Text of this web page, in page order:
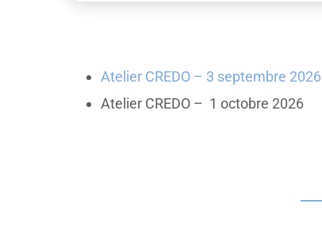
Atelier CREDO – 3 septembre 2026
Atelier CREDO – 1 octobre 2026